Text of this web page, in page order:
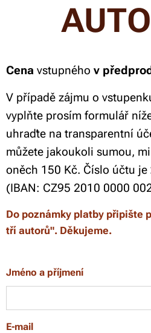
Cena vstupného v
V případě zájmu o
vyplňte prosím formulář
uhraďte na transparentní
můžete jakoukoli sumou,
oněch 150 Kč. Číslo účtu je
(IBAN: CZ95 2010 0000
Do poznámky platby připište
tří autorů". Děkujeme.
Jméno a příjmení
E-mail